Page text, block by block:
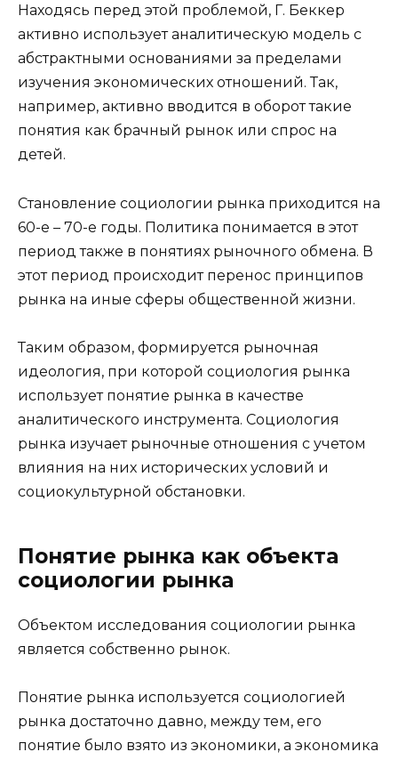
Находясь перед этой проблемой, Г. Беккер
активно использует аналитическую модель с
абстрактными основаниями за пределами
изучения экономических отношений. Так,
например, активно вводится в оборот такие
понятия как брачный рынок или спрос на
детей.
Становление социологии рынка приходится на
60-е – 70-е годы. Политика понимается в этот
период также в понятиях рыночного обмена. В
этот период происходит перенос принципов
рынка на иные сферы общественной жизни.
Таким образом, формируется рыночная
идеология, при которой социология рынка
использует понятие рынка в качестве
аналитического инструмента. Социология
рынка изучает рыночные отношения с учетом
влияния на них исторических условий и
социокультурной обстановки.
Понятие рынка как объекта
социологии рынка
Объектом исследования социологии рынка
является собственно рынок.
Понятие рынка используется социологией
рынка достаточно давно, между тем, его
понятие было взято из экономики, а экономика